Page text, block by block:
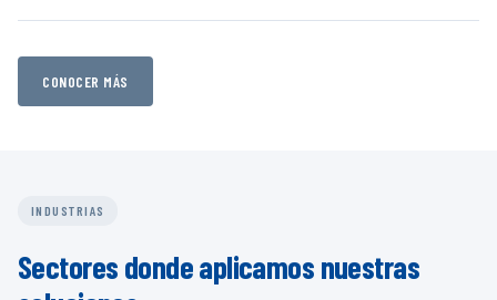
CONOCER MÁS
INDUSTRIAS
Sectores donde aplicamos nuestras